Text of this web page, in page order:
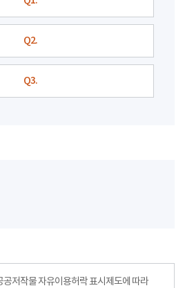
Q2.
Q3.
공저작물 자유이용허락 표시제도에 따라